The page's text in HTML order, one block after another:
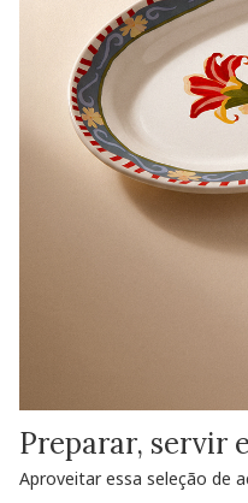
Preparar, servir
Aproveitar essa seleção de